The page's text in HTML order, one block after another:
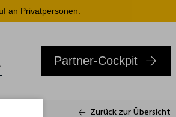
an Privatpersonen.
Partner-Cockpit
Zurück zur Übersicht